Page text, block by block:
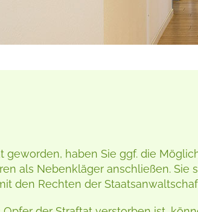
geworden, haben Sie ggf. die
als Nebenkläger anschließen.
den Rechten der